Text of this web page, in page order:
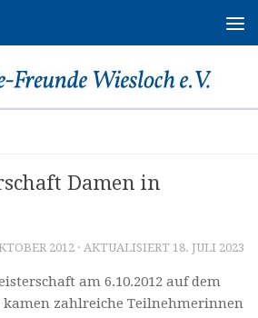
Damen in
2012 · AKTUALISIERT 18. JULI 2023
am 6.10.2012 auf dem
kamen zahlreiche Teilnehmerinnen